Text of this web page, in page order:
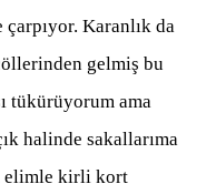
çarpıyor. Karanlık da
gelmiş bu
tükürüyorum ama
halinde sakallarıma
elimle kirli kort